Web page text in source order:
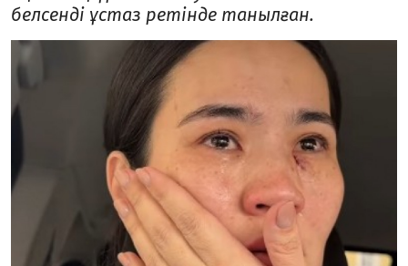
белсенді ұстаз ретінде танылған.